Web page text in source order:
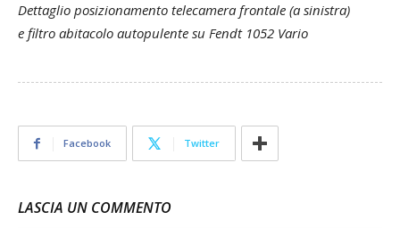
Dettaglio posizionamento telecamera frontale (a sinistra)
e filtro abitacolo autopulente su Fendt 1052 Vario
Facebook Twitter
LASCIA UN COMMENTO